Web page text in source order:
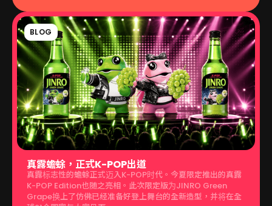
BLOG
真露蟾蜍，正式K-POP出道
真露标志性的蟾蜍正式迈入K-POP时代。今夏限定推出的真露
K-POP Edition也随之亮相。此次限定版为JINRO Green
Grape换上了仿佛已经准备好登上舞台的全新造型，并将在全